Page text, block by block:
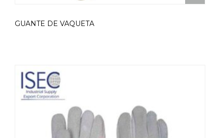
GUANTE DE VAQUETA